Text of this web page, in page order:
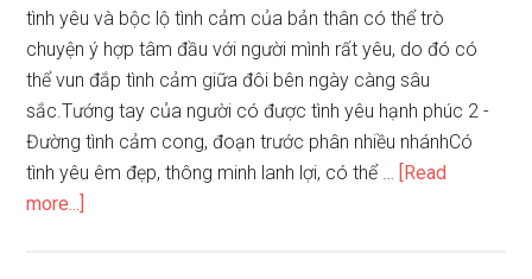
tình yêu và bộc lộ tình cảm của bản thân có thể trò
chuyện ý hợp tâm đầu với người mình rất yêu, do đó có
thể vun đắp tình cảm giữa đôi bên ngày càng sâu
sắc.Tướng tay của người có được tình yêu hạnh phúc 2 -
Đường tình cảm cong, đoạn trước phân nhiều nhánhCó
tình yêu êm đẹp, thông minh lanh lợi, có thể … [Read
more...]